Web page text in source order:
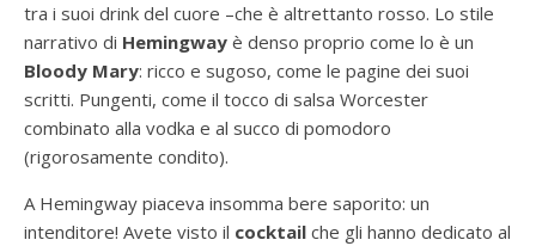
tra i suoi drink del cuore –che è altrettanto rosso. Lo stile
narrativo di Hemingway è denso proprio come lo è un
Bloody Mary: ricco e sugoso, come le pagine dei suoi
scritti. Pungenti, come il tocco di salsa Worcester
combinato alla vodka e al succo di pomodoro
(rigorosamente condito).
A Hemingway piaceva insomma bere saporito: un
intenditore! Avete visto il cocktail che gli hanno dedicato al